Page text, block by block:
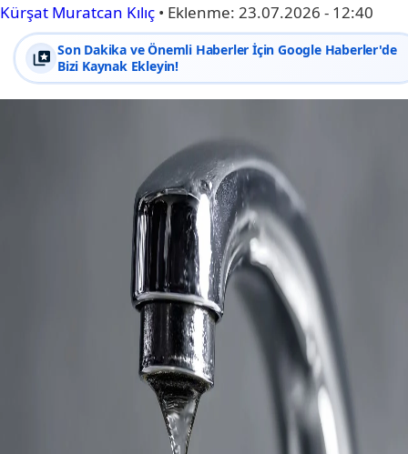
Kürşat Muratcan Kılıç • Eklenme: 23.07.2026 - 12:40
Son Dakika ve Önemli Haberler İçin Google Haberler'de
Bizi Kaynak Ekleyin!